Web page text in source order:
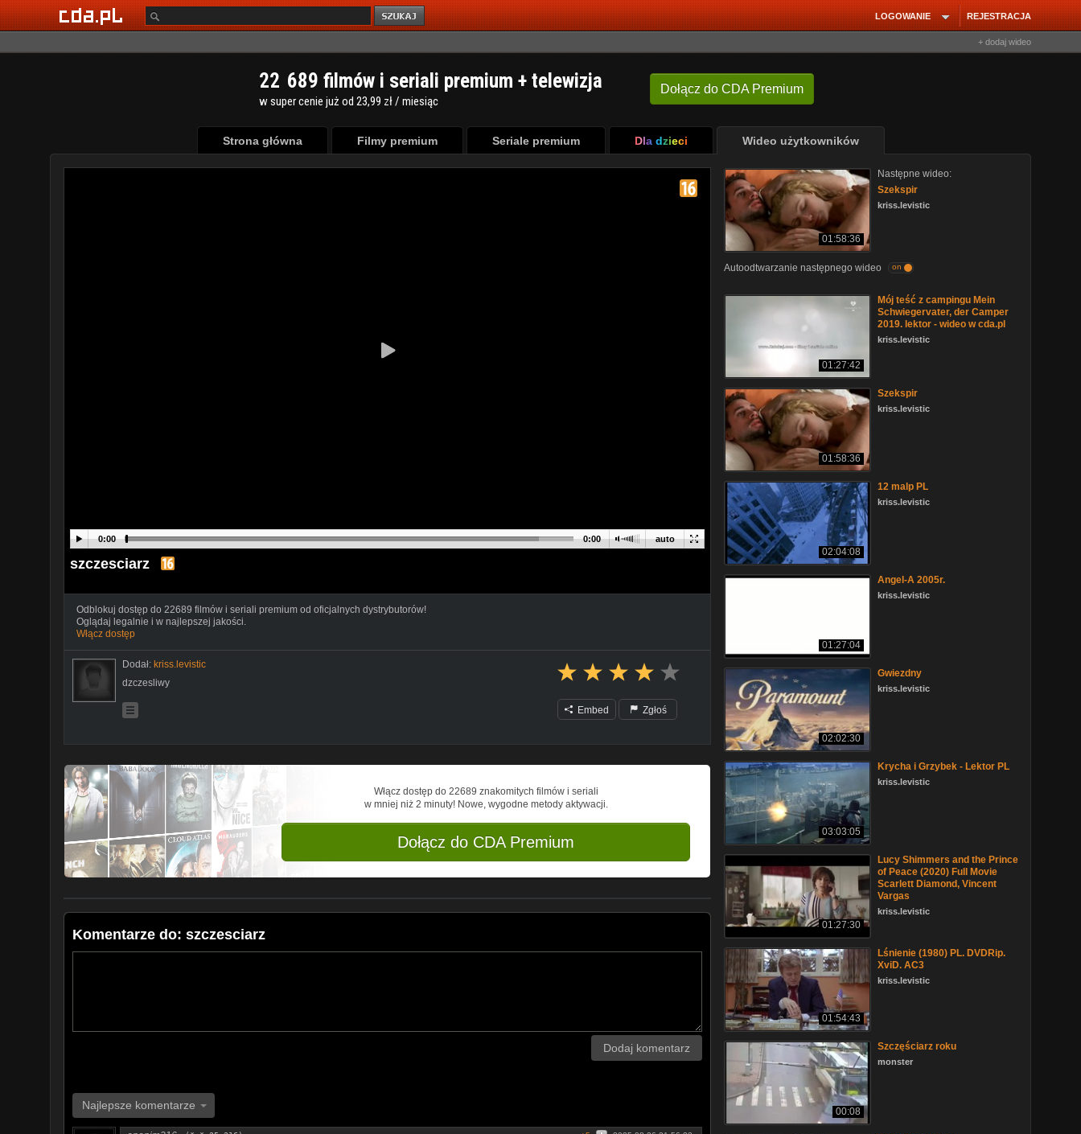
REJESTRACJA
LOGOWANIE
+ dodaj wideo
Dołącz do CDA Premium
22 689 filmów i seriali premium + telewizja
w super cenie już od 23,99 zł / miesiąc
Strona główna Filmy premium Seriale premium Dla dzieci Wideo użytkowników
auto
0:00 0:00
szczesciarz
Odblokuj dostęp do 22689 filmów i seriali premium od oficjalnych dystrybutorów!
Oglądaj legalnie i w najlepszej jakości.
Włącz dostęp
Dodał: kriss.levistic
dzczesliwy
Embed Zgłoś
Włącz dostęp do 22689 znakomitych filmów i seriali
w mniej niż 2 minuty! Nowe, wygodne metody aktywacji.
Dołącz do CDA Premium
Komentarze do: szczesciarz
Dodaj komentarz
Najlepsze komentarze
01:58:36
Następne wideo:
Szekspir
kriss.levistic
Autoodtwarzanie następnego wideo on
01:27:42
Mój teść z campingu Mein
Schwiegervater, der Camper
2019. lektor - wideo w cda.pl
kriss.levistic
01:58:36
Szekspir
kriss.levistic
02:04:08
12 malp PL
kriss.levistic
01:27:04
Angel-A 2005r.
kriss.levistic
02:02:30
Gwiezdny
kriss.levistic
03:03:05
Krycha i Grzybek - Lektor PL
kriss.levistic
01:27:30
Lucy Shimmers and the Prince
of Peace (2020) Full Movie
Scarlett Diamond, Vincent
Vargas
kriss.levistic
01:54:43
Lśnienie (1980) PL. DVDRip.
XviD. AC3
kriss.levistic
00:08
Szczęściarz roku
monster